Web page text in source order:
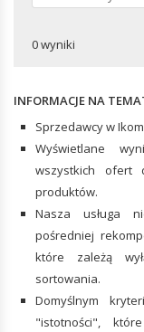
Piżamy i ubrania na co
AKCESORIA DO
Wózki ręczne
Kombinerki
Śrubokręty
ZBIORNIKI
POMPY
Pompy przenośne
AKCESORIA BIUROWE
Pieczątki biurowe
0 wyniki
INFORMACJE NA
Sprzedawcy w
Wyświetlane
wszystkich ofert
produktów.
Nasza usługa
pośredniej
które zależą
sortowania.
Domyślnym
"istotności",